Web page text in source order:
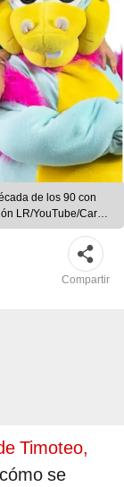
de los 90 con
LR/YouTube/Carlín
Compartir
Timoteo,
se